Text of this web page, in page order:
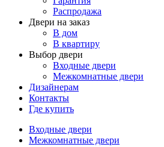
Распродажа
Двери на заказ
В дом
В квартиру
Выбор двери
Входные двери
Межкомнатные двери
Дизайнерам
Контакты
Где купить
Входные двери
Межкомнатные двери